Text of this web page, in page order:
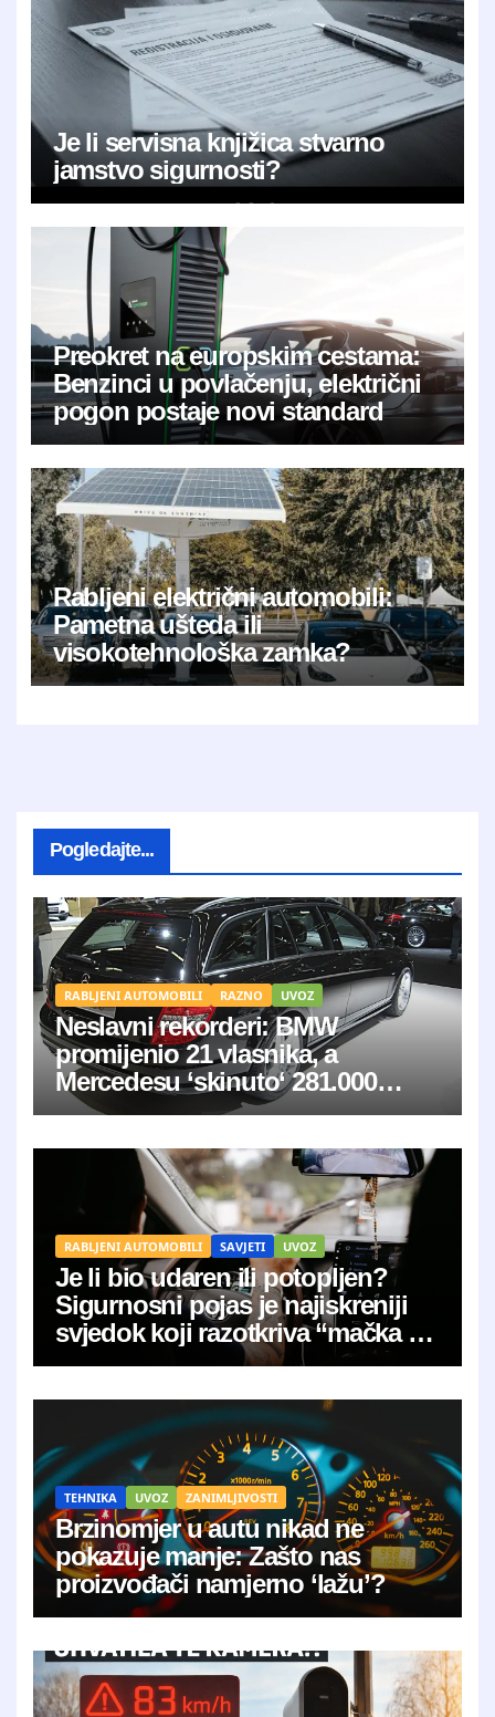
Je li servisna knjižica stvarno
jamstvo sigurnosti?
Preokret na europskim cestama:
Benzinci u povlačenju, električni
pogon postaje novi standard
Rabljeni električni automobili:
Pametna ušteda ili
visokotehnološka zamka?
Pogledajte...
RABLJENI AUTOMOBILI RAZNO UVOZ
Neslavni rekorderi: BMW
promijenio 21 vlasnika, a
Mercedesu ‘skinuto‘ 281.000
kilometara
RABLJENI AUTOMOBILI SAVJETI UVOZ
Je li bio udaren ili potopljen?
Sigurnosni pojas je najiskreniji
svjedok koji razotkriva “mačka u
vreći”
TEHNIKA UVOZ ZANIMLJIVOSTI
Brzinomjer u autu nikad ne
pokazuje manje: Zašto nas
proizvođači namjerno ‘lažu’?